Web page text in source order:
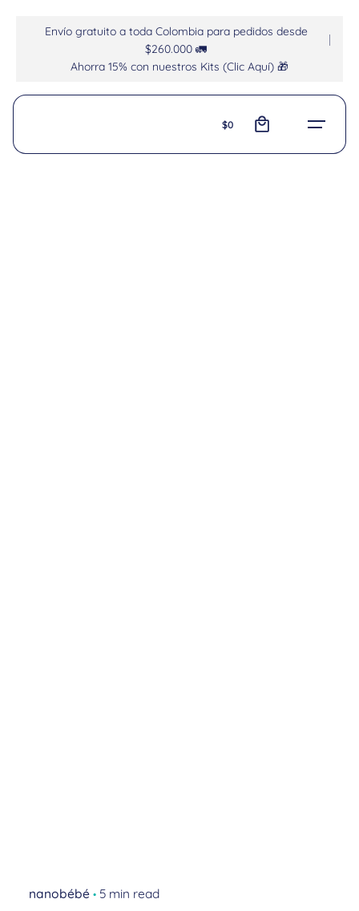
Envío gratuito a toda Colombia para pedidos desde
$260.000 🚛
Ahorra 15% con nuestros Kits (Clic Aquí) 🎁
$0
nanobébé 5 min read